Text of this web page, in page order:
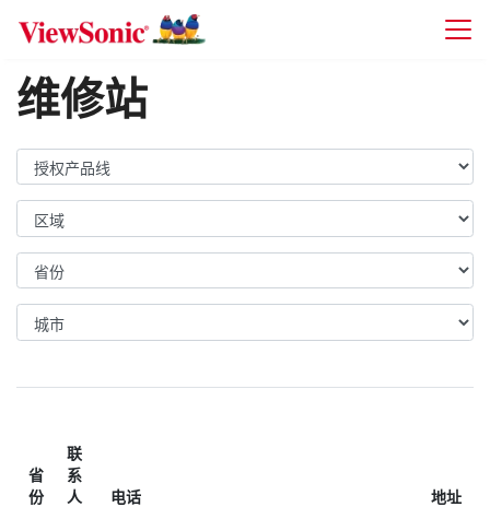
Skip to main content
维修站
省
份
联
系
人
电话 地址